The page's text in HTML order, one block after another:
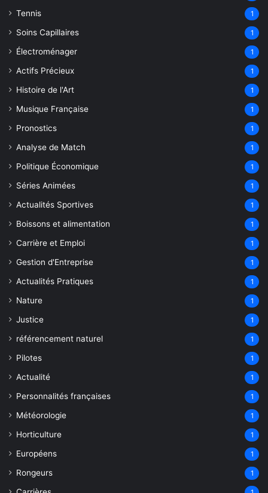
Tennis 1
Soins Capillaires 1
Électroménager 1
Actifs Précieux 1
Histoire de l'Art 1
Musique Française 1
Pronostics 1
Analyse de Match 1
Politique Économique 1
Séries Animées 1
Actualités Sportives 1
Boissons et alimentation 1
Carrière et Emploi 1
Gestion d'Entreprise 1
Actualités Pratiques 1
Nature 1
Justice 1
référencement naturel 1
Pilotes 1
Actualité 1
Personnalités françaises 1
Météorologie 1
Horticulture 1
Européens 1
Rongeurs 1